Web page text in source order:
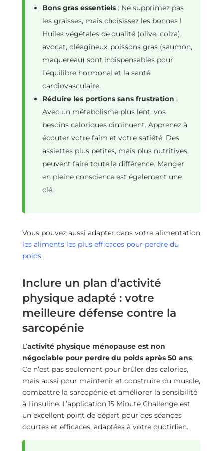
Bons gras essentiels: Ne supprimez pas
les graisses, mais choisissez les bonnes !
Huiles végétales de qualité (olive, colza),
avocat, oléagineux, poissons gras (saumon,
maquereau) sont indispensables pour
l’équilibre hormonal et la santé
cardiovasculaire.
Réduire les portions sans frustration :
Avec un métabolisme plus lent, vos
besoins caloriques diminuent. Apprenez à
écouter votre faim et votre satiété. Des
assiettes plus petites, mais plus nutritives,
peuvent faire toute la différence. Manger
en pleine conscience est également une
clé.
Vous pouvez aussi adapter dans votre alimentation
les aliments les plus efficaces pour perdre du
poids.
Inclure un plan d’activité
physique adapté : votre
meilleure défense contre la
sarcopénie
L’activité physique ménopause est non
négociable pour perdre du poids après 50 ans.
Ce n’est pas seulement pour brûler des calories,
mais aussi pour maintenir et construire du muscle,
combattre la sarcopénie et améliorer la sensibilité
à l’insuline. L’application 15 Minute Challenge est
un excellent point de départ pour des séances
courtes et efficaces, adaptées à votre quotidien.